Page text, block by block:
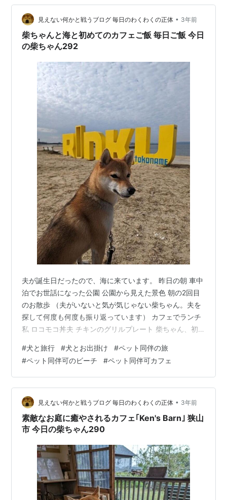
ス席に加え、空調完備されたインナーテラス席でもペッ
トと…見えない何かと戦うブログ 毎日のわくわくの正体 • 3年前
柴ちゃんと海と初めてのカフェご飯 毎日ご飯 今日
の柴ちゃん292
夫が誕生日だったので、海に来ています。 昨日の朝 車中
泊でお世話になった公園 公園から見えた景色 朝の2回目
のお散歩 （夫がいないと気が気じゃない柴ちゃん。夫を
探して何度も何度も振り返っています） カフェでランチ
私 ロコモコ丼夫 チキンのグリルプレート 柴ちゃん、初
べています！きっと美味しいんだろうなー♪ 今まで犬用の
ご飯を外出先で食べたことがありませんでした。 ペット
同伴可のカフェには行くものの、ドッグカフェは行かな
いので… 初めて外で横になってくつろいでいますかなり
満足だったみたいで嬉しいな〜♫ こちらは今朝 モニュメ
ントの所で 波が…
#犬と旅行 #犬とお出掛け #ペット同伴の旅
#ペット同伴可のビーチ #ペット同伴可カフェ
見えない何かと戦うブログ 毎日のわくわくの正体 • 3年前
素敵なお庭に癒やされるカフェ｢Ken's Barn｣ 狭山
市 今日の柴ちゃん290